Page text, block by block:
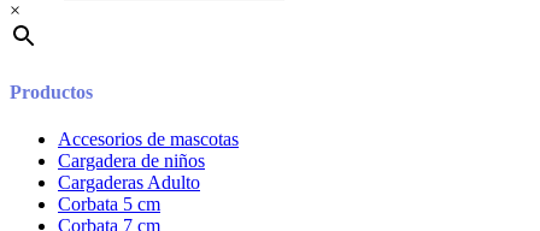
×
Productos
Accesorios de mascotas
Cargadera de niños
Cargaderas Adulto
Corbata 5 cm
Corbata 7 cm